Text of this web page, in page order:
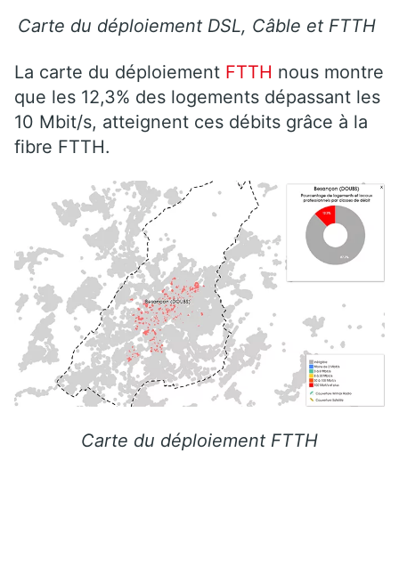
Carte du déploiement DSL, Câble et FTTH
La carte du déploiement FTTH nous montre
que les 12,3% des logements dépassant les
10 Mbit/s, atteignent ces débits grâce à la
fibre FTTH.
Carte du déploiement FTTH